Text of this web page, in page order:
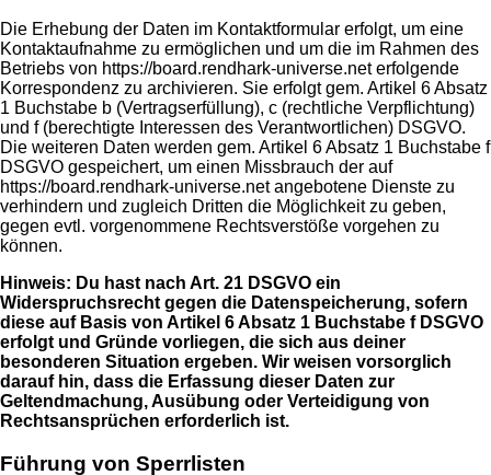
Die Erhebung der Daten im Kontaktformular erfolgt, um eine
Kontaktaufnahme zu ermöglichen und um die im Rahmen des
Betriebs von https://board.rendhark-universe.net erfolgende
Korrespondenz zu archivieren. Sie erfolgt gem. Artikel 6 Absatz
1 Buchstabe b (Vertragserfüllung), c (rechtliche Verpflichtung)
und f (berechtigte Interessen des Verantwortlichen) DSGVO.
Die weiteren Daten werden gem. Artikel 6 Absatz 1 Buchstabe f
DSGVO gespeichert, um einen Missbrauch der auf
https://board.rendhark-universe.net angebotene Dienste zu
verhindern und zugleich Dritten die Möglichkeit zu geben,
gegen evtl. vorgenommene Rechtsverstöße vorgehen zu
können.
Hinweis: Du hast nach Art. 21 DSGVO ein
Widerspruchsrecht gegen die Datenspeicherung, sofern
diese auf Basis von Artikel 6 Absatz 1 Buchstabe f DSGVO
erfolgt und Gründe vorliegen, die sich aus deiner
besonderen Situation ergeben. Wir weisen vorsorglich
darauf hin, dass die Erfassung dieser Daten zur
Geltendmachung, Ausübung oder Verteidigung von
Rechtsansprüchen erforderlich ist.
Führung von Sperrlisten